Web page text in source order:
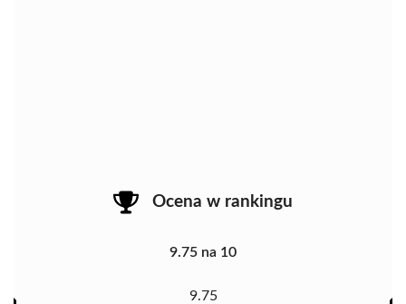
Ocena w rankingu
9.75 na 10
9.75